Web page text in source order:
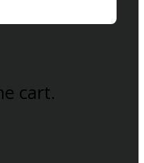
cart.